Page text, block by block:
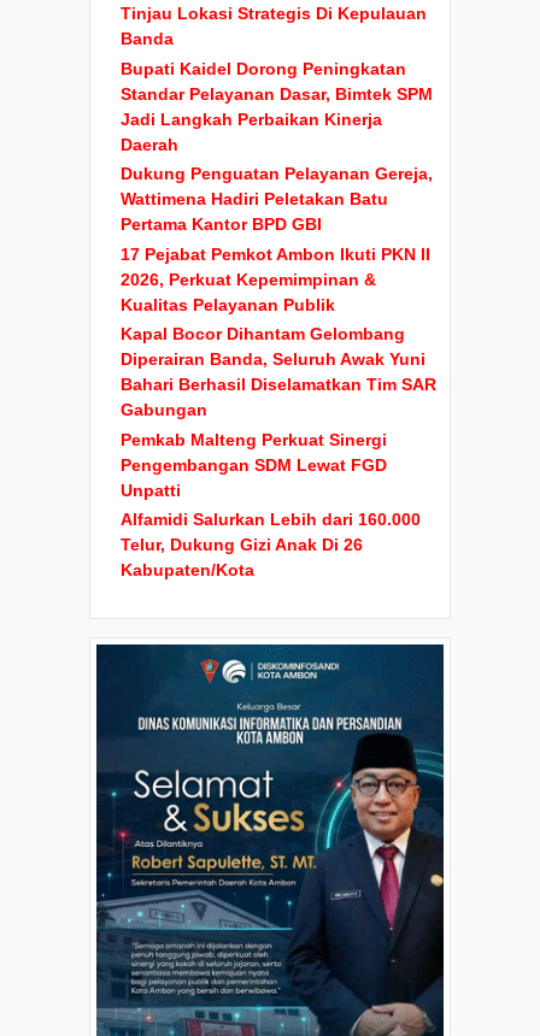
Tinjau Lokasi Strategis Di Kepulauan
Banda
Bupati Kaidel Dorong Peningkatan
Standar Pelayanan Dasar, Bimtek SPM
Jadi Langkah Perbaikan Kinerja
Daerah
Dukung Penguatan Pelayanan Gereja,
Wattimena Hadiri Peletakan Batu
Pertama Kantor BPD GBI
17 Pejabat Pemkot Ambon Ikuti PKN II
2026, Perkuat Kepemimpinan &
Kualitas Pelayanan Publik
Kapal Bocor Dihantam Gelombang
Diperairan Banda, Seluruh Awak Yuni
Bahari Berhasil Diselamatkan Tim SAR
Gabungan
Pemkab Malteng Perkuat Sinergi
Pengembangan SDM Lewat FGD
Unpatti
Alfamidi Salurkan Lebih dari 160.000
Telur, Dukung Gizi Anak Di 26
Kabupaten/Kota